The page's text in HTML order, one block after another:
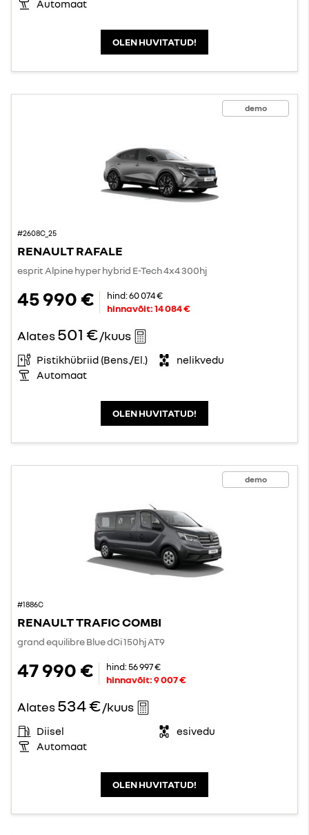
Automaat
OLEN HUVITATUD!
demo
#2608C_25
RENAULT RAFALE
esprit Alpine hyper hybrid E-Tech 4x4 300hj
45 990 € hind:60 074 €
hinnavõit:14 084 €
Alates501 €/kuus
Pistikhübriid (Bens./El.)
nelikvedu
Automaat
OLEN HUVITATUD!
demo
#1886C
RENAULT TRAFIC COMBI
grand equilibre Blue dCi 150hj AT9
47 990 € hind:56 997 €
hinnavõit:9 007 €
Alates534 €/kuus
Diisel
esivedu
Automaat
OLEN HUVITATUD!